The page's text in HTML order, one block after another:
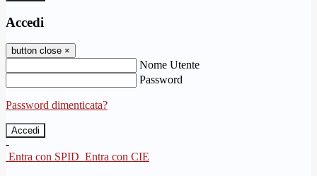
Accedi
button close ×
Nome Utente
Password
Password dimenticata?
-
Entra con SPID Entra con CIE